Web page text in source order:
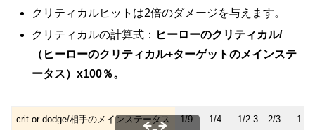
クリティカルヒットは2倍のダメージを与えます。
クリティカルの計算式： ヒーローのクリティカル/
（ヒーローのクリティカル+ターゲットのメインステ
ータス）х100％。
crit or dodge/相手のメインステータス 1/9 1/4 1/2.3 2/3 1